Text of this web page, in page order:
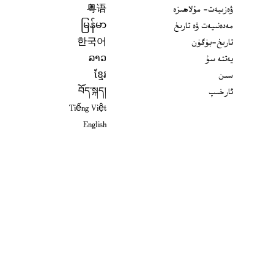
ۋەزىيەت- مۇلاھىزە
مەدەنىيەت ۋە تارىخ
تارىخ-بۈگۈن
يەتتە سۇ
سىن
ئارخىپ
粤语
မြန်မာ
한국어
ລາວ
ខ្មែរ
བོད་སྐད།
Tiếng Việt
English